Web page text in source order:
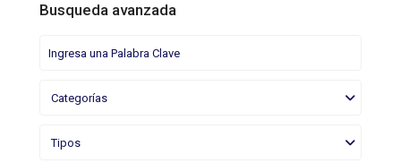
Busqueda avanzada
Categorías
Tipos